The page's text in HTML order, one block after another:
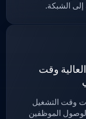
الشبكة.
وقت
وقت التشغيل
لوصول الموظفين